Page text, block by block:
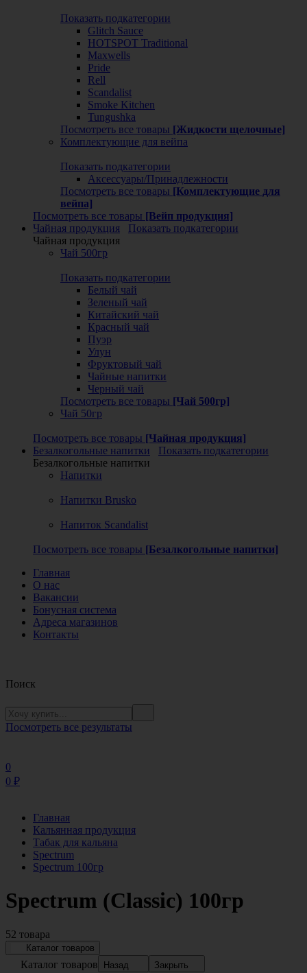
Показать подкатегории
Glitch Sauce
HOTSPOT Traditional
Maxwells
Pride
Rell
Scandalist
Smoke Kitchen
Tungushka
Посмотреть все товары [Жидкости щелочные]
Комплектующие для вейпа
Показать подкатегории
Аксессуары/Принадлежности
Посмотреть все товары [Комплектующие для
вейпа]
Посмотреть все товары [Вейп продукция]
Чайная продукция
Показать подкатегории
Чайная продукция
Чай 500гр
Показать подкатегории
Белый чай
Зеленый чай
Китайский чай
Красный чай
Пуэр
Улун
Фруктовый чай
Чайные напитки
Черный чай
Посмотреть все товары [Чай 500гр]
Чай 50гр
Посмотреть все товары [Чайная продукция]
Безалкогольные напитки
Показать подкатегории
Безалкогольные напитки
Напитки
Напитки Brusko
Напиток Scandalist
Посмотреть все товары [Безалкогольные напитки]
Главная
О нас
Вакансии
Бонусная система
Адреса магазинов
Контакты
Поиск
Посмотреть все результаты
0
0 ₽
Главная
Кальянная продукция
Табак для кальяна
Spectrum
Spectrum 100гр
Spectrum (Classic) 100гр
52 товара
Каталог товаров
Каталог товаров Назад Закрыть